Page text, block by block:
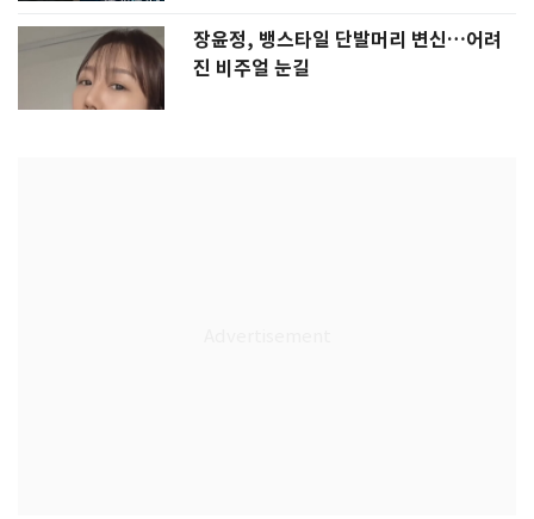
장윤정, 뱅스타일 단발머리 변신…어려
진 비주얼 눈길